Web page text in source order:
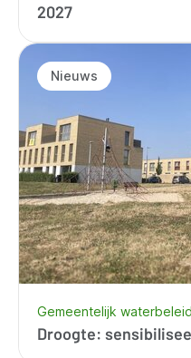
2027
Nieuws
Droogte:
Gemeentelijk waterbeleid